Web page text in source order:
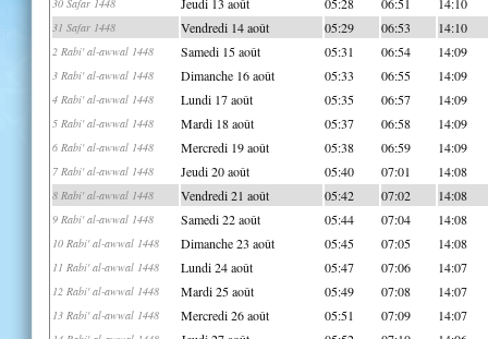
30 Safar 1448
31 Safar 1448 Vendredi 14 août 05:29 06:53 14:10
2 Rabi' al-awwal 1448 Samedi 15 août 05:31 06:54 14:09
3 Rabi' al-awwal 1448 Dimanche 16 août 05:33 06:55 14:09
4 Rabi' al-awwal 1448 Lundi 17 août 05:35 06:57 14:09
5 Rabi' al-awwal 1448 Mardi 18 août 05:37 06:58 14:09
6 Rabi' al-awwal 1448 Mercredi 19 août 05:38 06:59 14:09
7 Rabi' al-awwal 1448 Jeudi 20 août 05:40 07:01 14:08
8 Rabi' al-awwal 1448 Vendredi 21 août 05:42 07:02 14:08
9 Rabi' al-awwal 1448 Samedi 22 août 05:44 07:04 14:08
10 Rabi' al-awwal 1448 Dimanche 23 août 05:45 07:05 14:08
11 Rabi' al-awwal 1448 Lundi 24 août 05:47 07:06 14:07
12 Rabi' al-awwal 1448 Mardi 25 août 05:49 07:08 14:07
13 Rabi' al-awwal 1448 Mercredi 26 août 05:51 07:09 14:07